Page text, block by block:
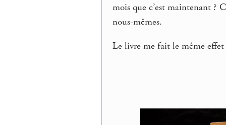
mois que c’est maintenant ?
nous-mêmes.
Le livre me fait le même effet